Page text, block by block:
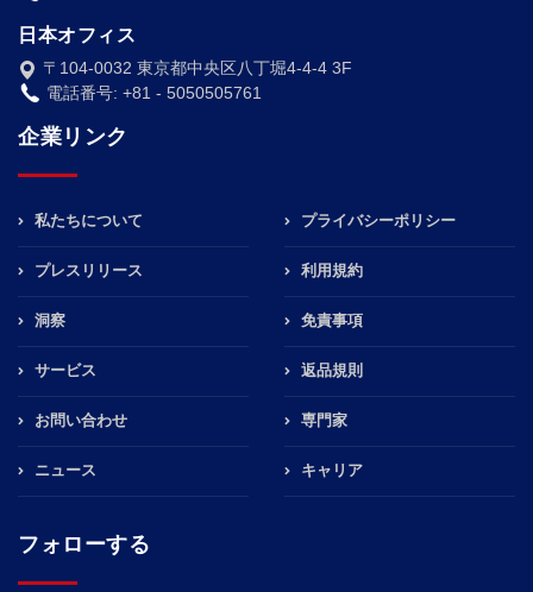
日本オフィス
〒104-0032 東京都中央区八丁堀4-4-4 3F
電話番号: +81 - 5050505761
企業リンク
私たちについて
プレスリリース
洞察
サービス
お問い合わせ
ニュース
プライバシーポリシー
利用規約
免責事項
返品規則
専門家
キャリア
フォローする